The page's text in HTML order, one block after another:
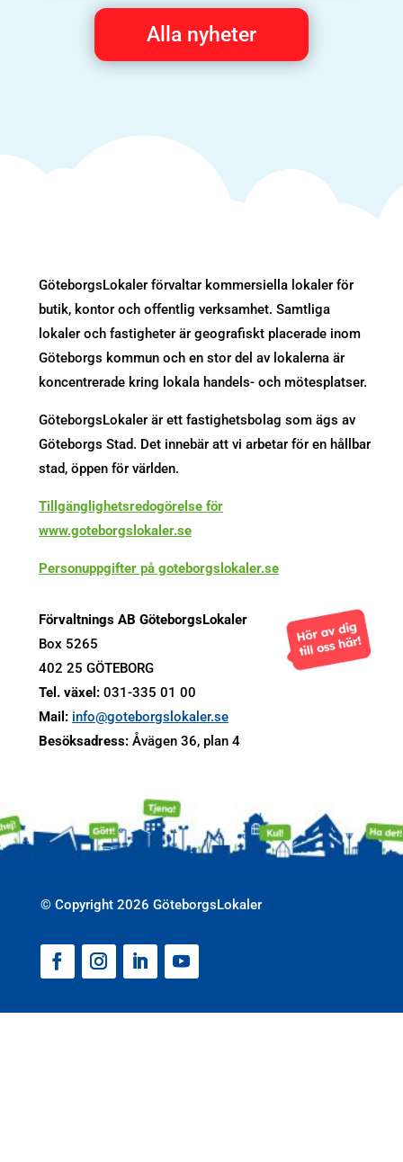
Alla nyheter
GöteborgsLokaler förvaltar kommersiella lokaler för
butik, kontor och offentlig verksamhet. Samtliga
lokaler och fastigheter är geografiskt placerade inom
Göteborgs kommun och en stor del av lokalerna är
koncentrerade kring lokala handels- och mötesplatser.
GöteborgsLokaler är ett fastighetsbolag som ägs av
Göteborgs Stad. Det innebär att vi arbetar för en hållbar
stad, öppen för världen.
Tillgänglighetsredogörelse för
www.goteborgslokaler.se
Personuppgifter på goteborgslokaler.se
Förvaltnings AB GöteborgsLokaler
Box 5265
402 25 GÖTEBORG
Tel. växel: 031-335 01 00
Mail: info@goteborgslokaler.se
Besöksadress: Åvägen 36, plan 4
© Copyright 2026 GöteborgsLokaler